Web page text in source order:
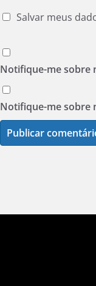
Salvar meus
Notifique-me sobre
Notifique-me sobre